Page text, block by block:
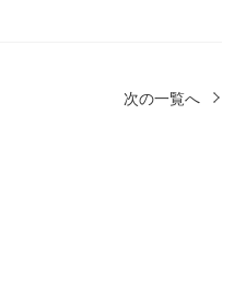
次の一覧へ